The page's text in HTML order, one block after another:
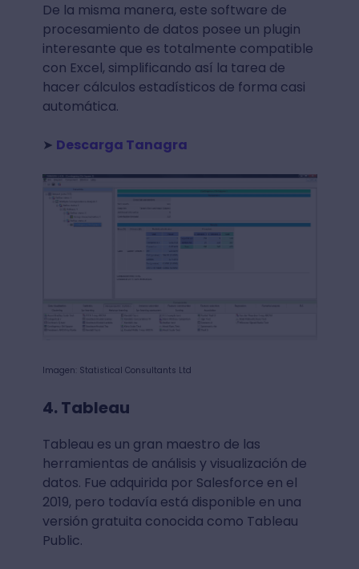
De la misma manera, este software de
procesamiento de datos posee un plugin
interesante que es totalmente compatible
con Excel, simplificando así la tarea de
hacer cálculos estadísticos de forma casi
automática.
➤ Descarga Tanagra
Imagen: Statistical Consultants Ltd
4. Tableau
Tableau es un gran maestro de las
herramientas de análisis y visualización de
datos. Fue adquirida por Salesforce en el
2019, pero todavía está disponible en una
versión gratuita conocida como Tableau
Public.